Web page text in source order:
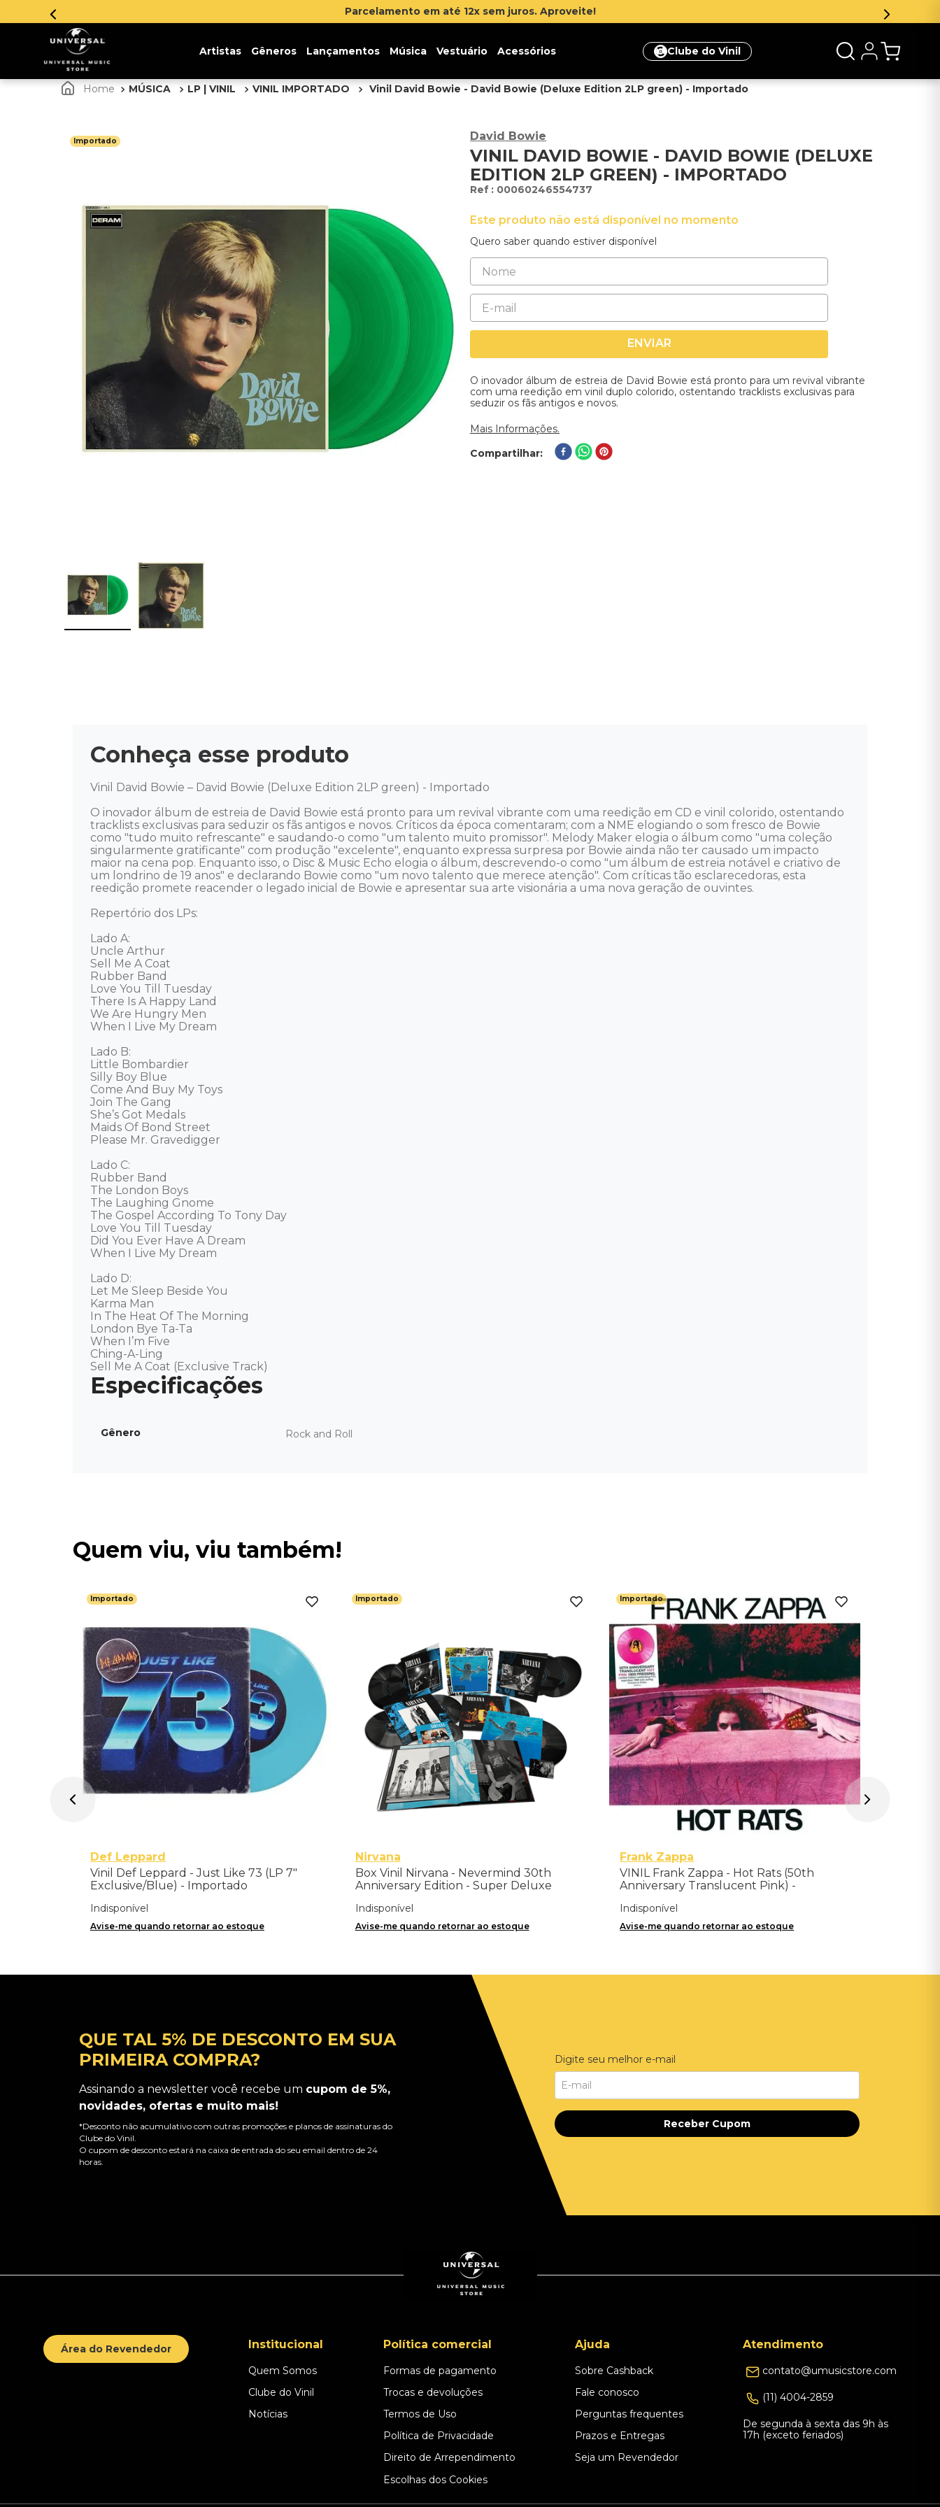
Inscreva-se na newsletter e ganhe 5% de desconto na sua primeira compra
Artistas Gêneros Lançamentos Música Vestuário Acessórios Clube do Vinil
MÚSICA LP | VINIL VINIL IMPORTADO Vinil David Bowie - David Bowie (Deluxe Edition 2LP green) - Importado
Importado David Bowie
VINIL DAVID BOWIE - DAVID BOWIE (DELUXE
EDITION 2LP GREEN) - IMPORTADO
: 00060246554737
Este produto não está disponível no momento
Quero saber quando estiver disponível
ENVIAR
O inovador álbum de estreia de David Bowie está pronto para um revival vibrante
com uma reedição em vinil duplo colorido, ostentando tracklists exclusivas para
seduzir os fãs antigos e novos.
Mais Informações.
Compartilhar
Conheça esse produto
Vinil David Bowie – David Bowie (Deluxe Edition 2LP green) - Importado
O inovador álbum de estreia de David Bowie está pronto para um revival vibrante com uma reedição em CD e vinil colorido, ostentando
tracklists exclusivas para seduzir os fãs antigos e novos. Críticos da época comentaram; com a NME elogiando o som fresco de Bowie
como "tudo muito refrescante" e saudando-o como "um talento muito promissor". Melody Maker elogia o álbum como "uma coleção
singularmente gratificante" com produção "excelente", enquanto expressa surpresa por Bowie ainda não ter causado um impacto
maior na cena pop. Enquanto isso, o Disc & Music Echo elogia o álbum, descrevendo-o como "um álbum de estreia notável e criativo de
um londrino de 19 anos" e declarando Bowie como "um novo talento que merece atenção". Com críticas tão esclarecedoras, esta
reedição promete reacender o legado inicial de Bowie e apresentar sua arte visionária a uma nova geração de ouvintes.
Repertório dos LPs:
Lado A:
Uncle Arthur
Sell Me A Coat
Rubber Band
Love You Till Tuesday
There Is A Happy Land
We Are Hungry Men
When I Live My Dream
Lado B:
Little Bombardier
Silly Boy Blue
Come And Buy My Toys
Join The Gang
She’s Got Medals
Maids Of Bond Street
Please Mr. Gravedigger
Lado C:
Rubber Band
The London Boys
The Laughing Gnome
The Gospel According To Tony Day
Love You Till Tuesday
Did You Ever Have A Dream
When I Live My Dream
Lado D:
Let Me Sleep Beside You
Karma Man
In The Heat Of The Morning
London Bye Ta-Ta
When I’m Five
Ching-A-Ling
Sell Me A Coat (Exclusive Track)
Gênero Rock and Roll
Quem viu, viu também!
Importado
Def Leppard
Vinil Def Leppard - Just Like 73 (LP 7"
Exclusive/Blue) - Importado
Indisponível
Avise-me quando retornar ao estoque
Importado
Nirvana
Box Vinil Nirvana - Nevermind 30th
Anniversary Edition - Super Deluxe
Indisponível
Avise-me quando retornar ao estoque
Importado
Frank Zappa
VINIL Frank Zappa - Hot Rats (50th
Anniversary Translucent Pink) -
Indisponível
Avise-me quando retornar ao estoque
QUE TAL 5% DE DESCONTO EM SUA
PRIMEIRA COMPRA?
Assinando a newsletter você recebe um cupom de 5%,
novidades, ofertas e muito mais!
*Desconto não acumulativo com outras promoções e planos de assinaturas do
Clube do Vinil.
O cupom de desconto estará na caixa de entrada do seu email dentro de 24
horas.
Digite seu melhor e-mail
Receber Cupom
Área do Revendedor Institucional
Quem Somos
Clube do Vinil
Notícias
Política comercial
Formas de pagamento
Trocas e devoluções
Termos de Uso
Política de Privacidade
Direito de Arrependimento
Escolhas dos Cookies
Ajuda
Sobre Cashback
Fale conosco
Perguntas frequentes
Prazos e Entregas
Seja um Revendedor
Atendimento
contato@umusicstore.com
(11) 4004-2859
De segunda à sexta das 9h às
17h (exceto feriados)